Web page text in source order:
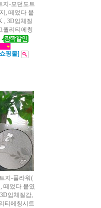
지-모던도트
, 떼었다 붙
, 3D입체질
퀄리티에칭
핑몰]
지-플라워(
떼었다 붙였
입체질감,
티에칭시트